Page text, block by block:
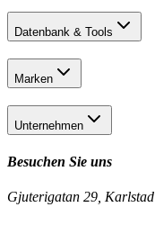
Datenbank & Tools
Marken
Unternehmen
Besuchen Sie uns
Gjuterigatan 29, Karlstad